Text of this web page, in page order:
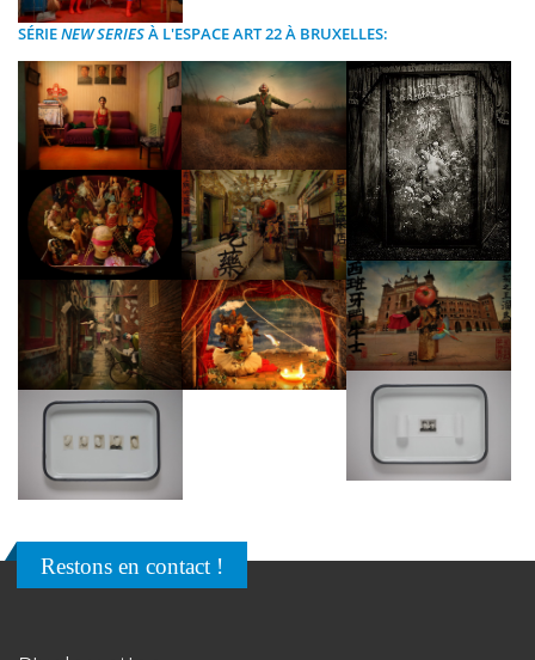
SÉRIENEW SERIESÀ L'ESPACE ART 22 À BRUXELLES:
Restons en contact !